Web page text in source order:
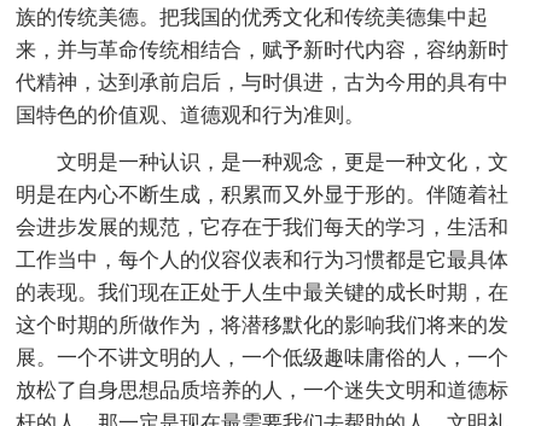
族的传统美德。把我国的优秀文化和传统美德集中起
来，并与革命传统相结合，赋予新时代内容，容纳新时
代精神，达到承前启后，与时俱进，古为今用的具有中
国特色的价值观、道德观和行为准则。
文明是一种认识，是一种观念，更是一种文化，文
明是在内心不断生成，积累而又外显于形的。伴随着社
会进步发展的规范，它存在于我们每天的学习，生活和
工作当中，每个人的仪容仪表和行为习惯都是它最具体
的表现。我们现在正处于人生中最关键的成长时期，在
这个时期的所做作为，将潜移默化的影响我们将来的发
展。一个不讲文明的人，一个低级趣味庸俗的人，一个
放松了自身思想品质培养的人，一个迷失文明和道德标